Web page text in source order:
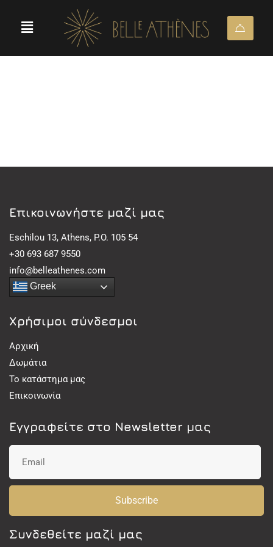
Eπικοινωνήστε μαζί μας
Eschilou 13, Athens, P.O. 105 54
+30 693 687 9550
info@belleathenes.com
Greek
Χρήσιμοι σύνδεσμοι
Αρχική
Δωμάτια
Το κατάστημα μας
Επικοινωνία
Εγγραφείτε στο Newsletter μας
Subscribe
Συνδεθείτε μαζί μας